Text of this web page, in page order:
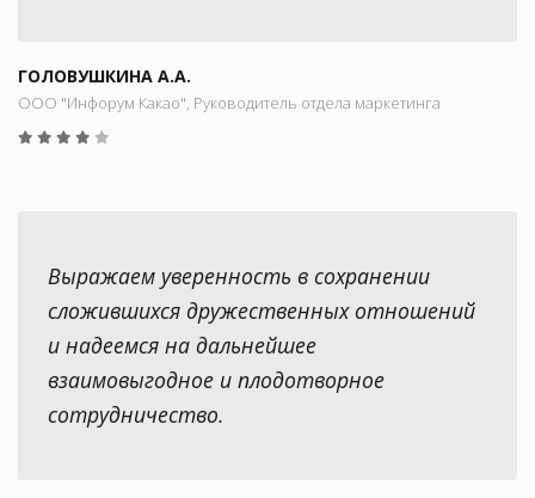
ГОЛОВУШКИНА А.А.
ООО "Инфорум Какао", Руководитель отдела маркетинга
Выражаем уверенность в сохранении
сложившихся дружественных отношений
и надеемся на дальнейшее
взаимовыгодное и плодотворное
сотрудничество.